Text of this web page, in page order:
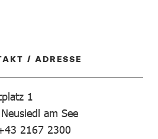
/ ADRESSE
1
Neusiedl am See
2167 2300